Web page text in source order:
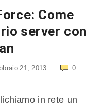
Come
server con
21, 2013 0
in rete un